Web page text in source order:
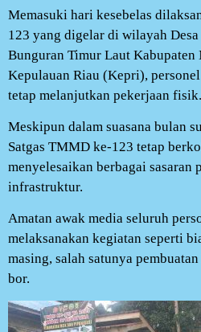
Memasuki hari kesebelas
123 yang digelar di wilayah Desa
Bunguran Timur Laut Kabupaten
Kepulauan Riau (Kepri),
tetap melanjutkan pekerjaan fisik.
Meskipun dalam suasana bulan
Satgas TMMD ke-123 tetap
menyelesaikan berbagai sasaran
infrastruktur.
Amatan awak media seluruh
melaksanakan kegiatan seperti
masing, salah satunya
bor.